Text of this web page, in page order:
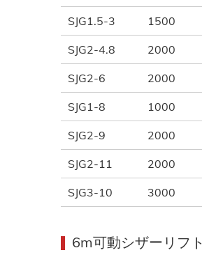
SJG1.5-3 1500
SJG2-4.8 2000
SJG2-6 2000
SJG1-8 1000
SJG2-9 2000
SJG2-11 2000
SJG3-10 3000
6m可動シザーリフト